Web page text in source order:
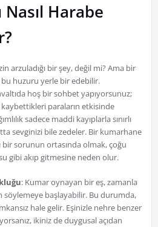
Harabe
arzuladığı bir şey, değil mi? Ama bir
bu huzuru yerle bir edebilir.
hoş bir sohbet yapıyorsunuz;
paraların etkisinde
sadece maddi kayıplarla sınırlı
sevginizi bile zedeler. Bir kumarhane
bir sorunun ortasında olmak, çoğu
gibi akıp gitmesine neden olur.
: Kumar oynayan bir eş, zamanla
söylemeye başlayabilir. Bu durumda,
hale gelir. Eşinizle nehre benzer
ikiniz de duygusal açıdan